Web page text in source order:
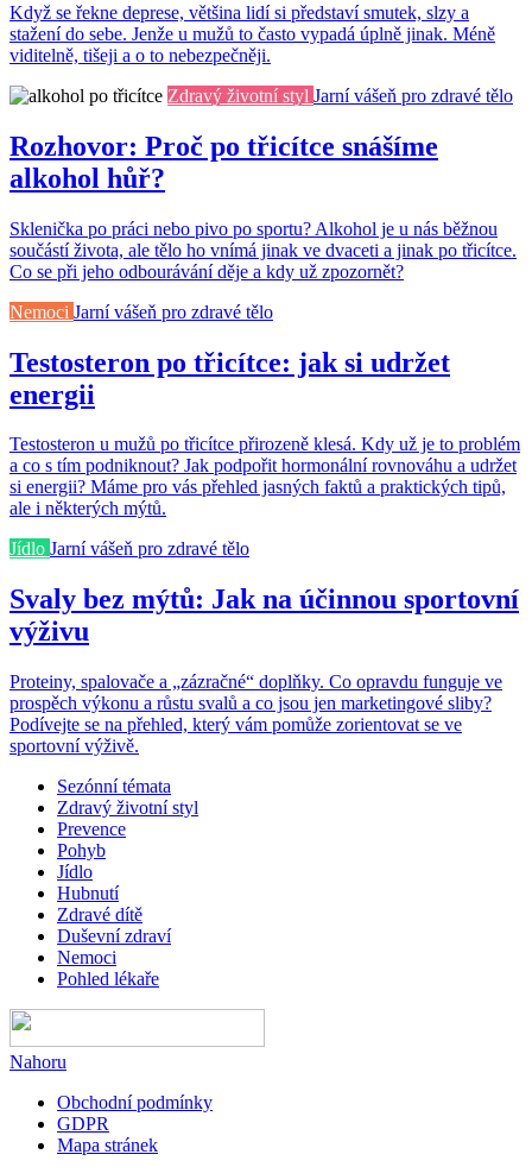
Když se řekne deprese, většina lidí si představí smutek, slzy a
stažení do sebe. Jenže u mužů to často vypadá úplně jinak. Méně
viditelně, tišeji a o to nebezpečněji.
Zdravý životní styl Jarní vášeň pro zdravé tělo
Rozhovor: Proč po třicítce snášíme
alkohol hůř?
Sklenička po práci nebo pivo po sportu? Alkohol je u nás běžnou
součástí života, ale tělo ho vnímá jinak ve dvaceti a jinak po třicítce.
Co se při jeho odbourávání děje a kdy už zpozornět?
Nemoci Jarní vášeň pro zdravé tělo
Testosteron po třicítce: jak si udržet
energii
Testosteron u mužů po třicítce přirozeně klesá. Kdy už je to problém
a co s tím podniknout? Jak podpořit hormonální rovnováhu a udržet
si energii? Máme pro vás přehled jasných faktů a praktických tipů,
ale i některých mýtů.
Jídlo Jarní vášeň pro zdravé tělo
Svaly bez mýtů: Jak na účinnou sportovní
výživu
Proteiny, spalovače a „zázračné“ doplňky. Co opravdu funguje ve
prospěch výkonu a růstu svalů a co jsou jen marketingové sliby?
Podívejte se na přehled, který vám pomůže zorientovat se ve
sportovní výživě.
Sezónní témata
Zdravý životní styl
Prevence
Pohyb
Jídlo
Hubnutí
Zdravé dítě
Duševní zdraví
Nemoci
Pohled lékaře
Nahoru
Obchodní podmínky
GDPR
Mapa stránek